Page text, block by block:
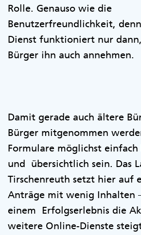
Rolle. Genauso wie die
Benutzerfreundlichkeit,
Dienst funktioniert nur
Bürger ihn auch annehmen.
Damit gerade auch ältere
Bürger mitgenommen
Formulare möglichst
und übersichtlich sein. Das
Tirschenreuth setzt hier auf
Anträge mit wenig Inhalten
einem Erfolgserlebnis die
weitere Online-Dienste